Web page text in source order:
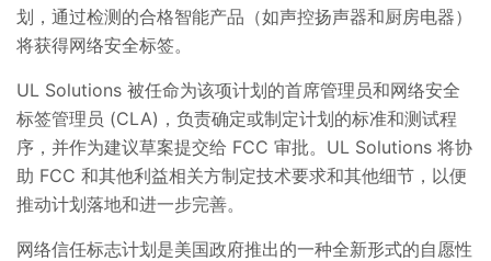
划，通过检测的合格智能产品（如声控扬声器和厨房电器）
将获得网络安全标签。
UL Solutions 被任命为该项计划的首席管理员和网络安全
标签管理员 (CLA)，负责确定或制定计划的标准和测试程
序，并作为建议草案提交给 FCC 审批。UL Solutions 将协
助 FCC 和其他利益相关方制定技术要求和其他细节，以便
推动计划落地和进一步完善。
网络信任标志计划是美国政府推出的一种全新形式的自愿性